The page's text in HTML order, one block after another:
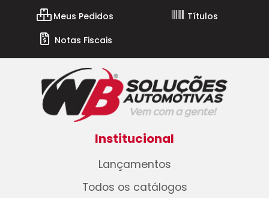
Meus Pedidos
Títulos
Notas Fiscais
Institucional
Lançamentos
Todos os catálogos